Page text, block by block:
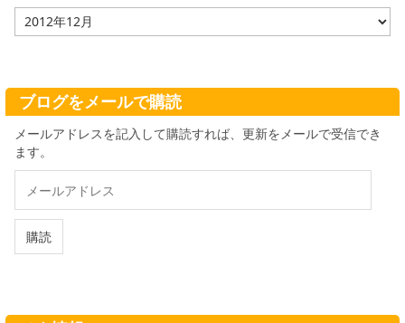
ア
ー
ブ
ブログをメールで購読
メールアドレスを記入して購読すれば、更新をメールで受信でき
ます。
ル
ド
購読